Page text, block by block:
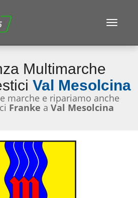
Toggle
Multimarche
Val Mesolcina
marche e ripariamo anche
Franke a Val Mesolcina